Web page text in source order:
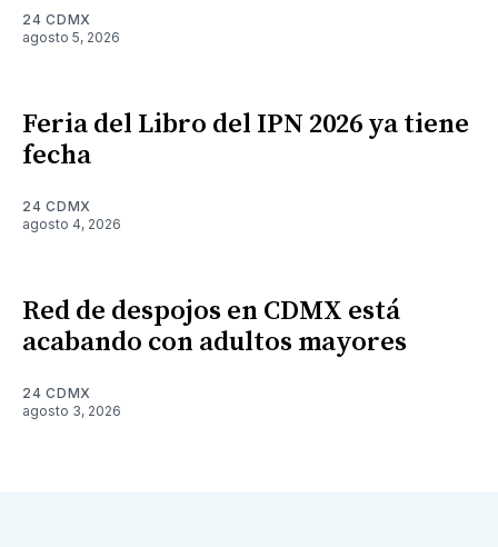
24 CDMX
agosto 5, 2026
Feria del Libro del IPN 2026 ya tiene
fecha
24 CDMX
agosto 4, 2026
Red de despojos en CDMX está
acabando con adultos mayores
24 CDMX
agosto 3, 2026